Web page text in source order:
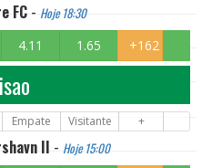
FC - Hoje 18:30
4.11 1.65 +162
Empate Visitante +
II - Hoje 15:00